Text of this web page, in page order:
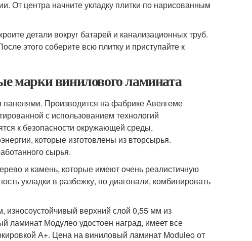
От центра начните укладку плитки по нарисованным
детали вокруг батарей и канализационных труб.
этого соберите всю плитку и приступайте к
марки винилового ламината
Производится на фабрике Авелгеме
с использованием технологий
к безопасности окружающей среды,
которые изготовлены из вторсырья.
сырья.
и камень, которые имеют очень реалистичную
укладки в разбежку, по диагонали, комбинировать
износоустойчивый верхний слой 0,55 мм из
ламинат Модулео удостоен наград, имеет все
А+. Цена на виниловый ламинат Moduleo от